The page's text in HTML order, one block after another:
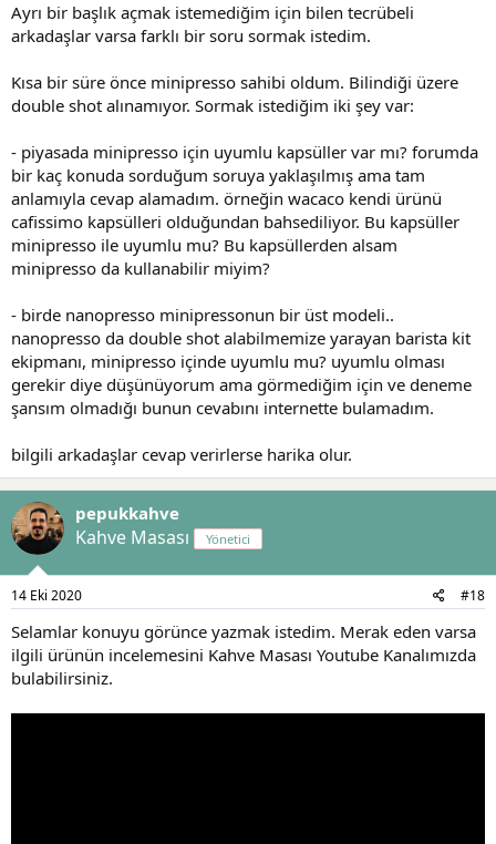
Ayrı bir başlık açmak istemediğim için bilen tecrübeli
arkadaşlar varsa farklı bir soru sormak istedim.
Kısa bir süre önce minipresso sahibi oldum. Bilindiği üzere
double shot alınamıyor. Sormak istediğim iki şey var:
- piyasada minipresso için uyumlu kapsüller var mı? forumda
bir kaç konuda sorduğum soruya yaklaşılmış ama tam
anlamıyla cevap alamadım. örneğin wacaco kendi ürünü
cafissimo kapsülleri olduğundan bahsediliyor. Bu kapsüller
minipresso ile uyumlu mu? Bu kapsüllerden alsam
minipresso da kullanabilir miyim?
- birde nanopresso minipressonun bir üst modeli..
nanopresso da double shot alabilmemize yarayan barista kit
ekipmanı, minipresso içinde uyumlu mu? uyumlu olması
gerekir diye düşünüyorum ama görmediğim için ve deneme
şansım olmadığı bunun cevabını internette bulamadım.
bilgili arkadaşlar cevap verirlerse harika olur.
pepukkahve
Kahve Masası Yönetici
14 Eki 2020 #18
Selamlar konuyu görünce yazmak istedim. Merak eden varsa
ilgili ürünün incelemesini Kahve Masası Youtube Kanalımızda
bulabilirsiniz.